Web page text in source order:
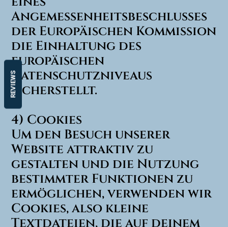
Angemessenheitsbeschlusses
der Europäischen Kommission
die Einhaltung des
europäischen
Datenschutzniveaus
sicherstellt.
4) Cookies
Um den Besuch unserer
Website attraktiv zu
gestalten und die Nutzung
bestimmter Funktionen zu
ermöglichen, verwenden wir
Cookies, also kleine
Textdateien, die auf deinem
REVIEWS